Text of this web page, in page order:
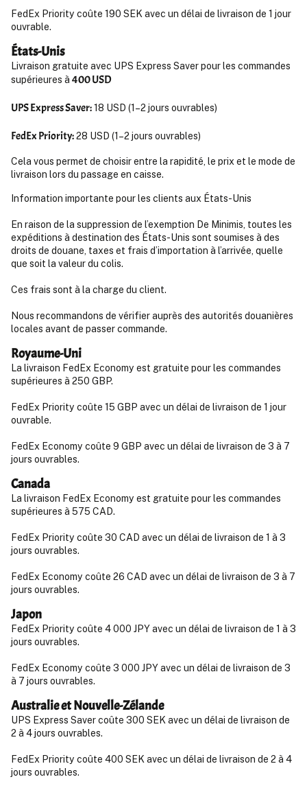
FedEx Priority coûte 190 SEK avec un délai de livraison de 1 jour
ouvrable.
États-Unis
Livraison gratuite avec UPS Express Saver pour les commandes
supérieures à 400 USD
UPS Express Saver:18 USD (1–2 jours ouvrables)
FedEx Priority:28 USD (1–2 jours ouvrables)
Cela vous permet de choisir entre la rapidité, le prix et le mode de
livraison lors du passage en caisse.
Information importante pour les clients aux États-Unis
En raison de la suppression de l’exemption De Minimis, toutes les
expéditions à destination des États-Unis sont soumises à des
droits de douane, taxes et frais d’importation à l’arrivée, quelle
que soit la valeur du colis.
Ces frais sont à la charge du client.
Nous recommandons de vérifier auprès des autorités douanières
locales avant de passer commande.
Royaume-Uni
La livraison FedEx Economy est gratuite pour les commandes
supérieures à 250 GBP.
FedEx Priority coûte 15 GBP avec un délai de livraison de 1 jour
ouvrable.
FedEx Economy coûte 9 GBP avec un délai de livraison de 3 à 7
jours ouvrables.
Canada
La livraison FedEx Economy est gratuite pour les commandes
supérieures à 575 CAD.
FedEx Priority coûte 30 CAD avec un délai de livraison de 1 à 3
jours ouvrables.
FedEx Economy coûte 26 CAD avec un délai de livraison de 3 à 7
jours ouvrables.
Japon
FedEx Priority coûte 4 000 JPY avec un délai de livraison de 1 à 3
jours ouvrables.
FedEx Economy coûte 3 000 JPY avec un délai de livraison de 3
à 7 jours ouvrables.
Australie et Nouvelle-Zélande
UPS Express Saver coûte 300 SEK avec un délai de livraison de
2 à 4 jours ouvrables.
FedEx Priority coûte 400 SEK avec un délai de livraison de 2 à 4
jours ouvrables.